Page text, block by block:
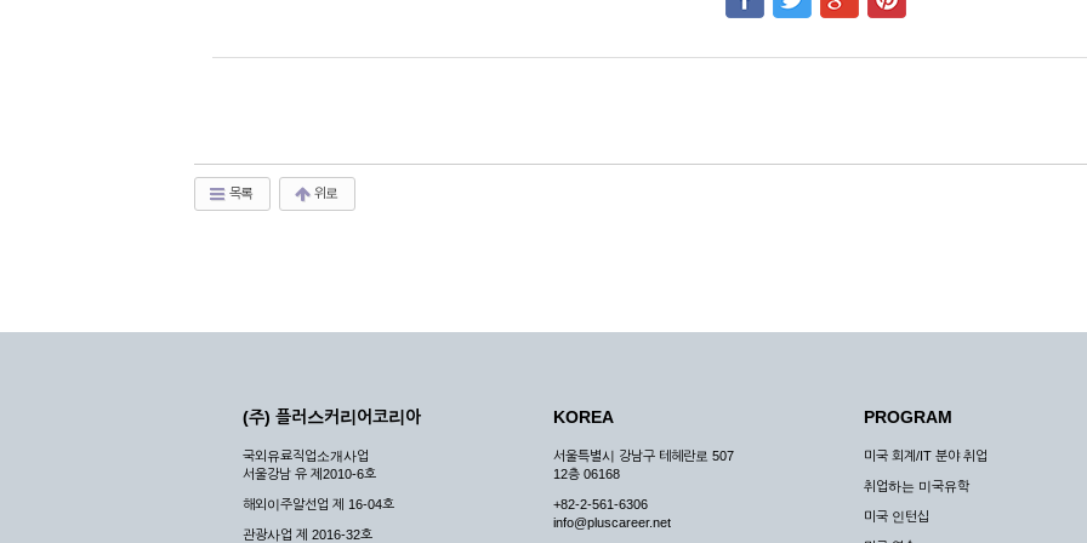
목록 위로
(주) 플러스커리어코리아
국외유료직업소개사업
서울강남 유 제2010-6호
해외이주알선업 제 16-04호
관광사업 제 2016-32호
KOREA
서울특별시 강남구 테헤란로 507
12층 06168
+82-2-561-6306
info@pluscareer.net
PROGRAM
미국 회계/IT 분야 취업
취업하는 미국유학
미국 인턴십